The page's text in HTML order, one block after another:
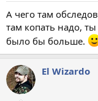
А чего там
там копать надо,
было бы больше.
El Wizardo